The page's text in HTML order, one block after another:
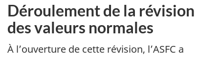
Déroulement de la révision
des valeurs normales
À l’ouverture de cette révision, l’ASFC a